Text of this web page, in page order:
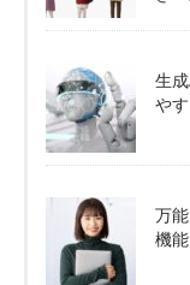
生
や
万
機